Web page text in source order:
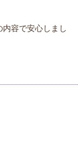
容で安心しまし